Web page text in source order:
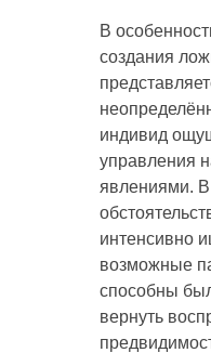
В
создания
индивид
управления
явлениями.
интенсивно
возможные
способны
вернуть